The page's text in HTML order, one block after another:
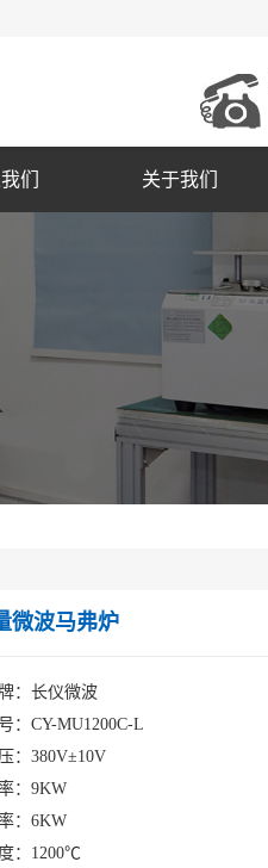
们 关于我们
微波马弗炉
：长仪微波
：CY-MU1200C-L
：380V±10V
：9KW
：6KW
：1200℃